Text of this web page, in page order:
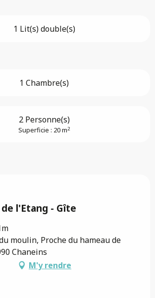
1 Lit(s) double(s)
1 Chambre(s)
2 Personne(s)
Superficie : 20 m2
l'Etang - Gîte
moulin, Proche du hameau de
Chaneins
M'y rendre